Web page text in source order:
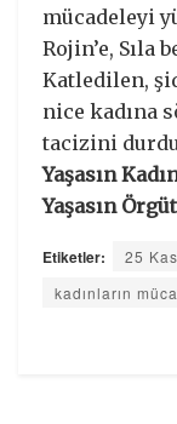
mücadeleyi
Rojin’e, Sıla
Katledilen,
nice kadına
tacizini
Yaşasın
Yaşasın
Etiketler: 25
kadınların